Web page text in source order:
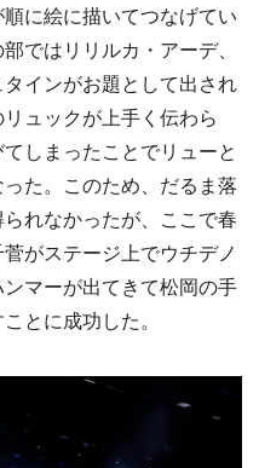
に絵に描いてつなげてい
ではリリルカ・アーデ、
インがお題として出され
ュックが上手く伝わら
しまったことでリューと
た。このため、だるま落
れなかったが、ここで春
がステージ上でウチデノ
マーが出てきて松岡の手
とに成功した。